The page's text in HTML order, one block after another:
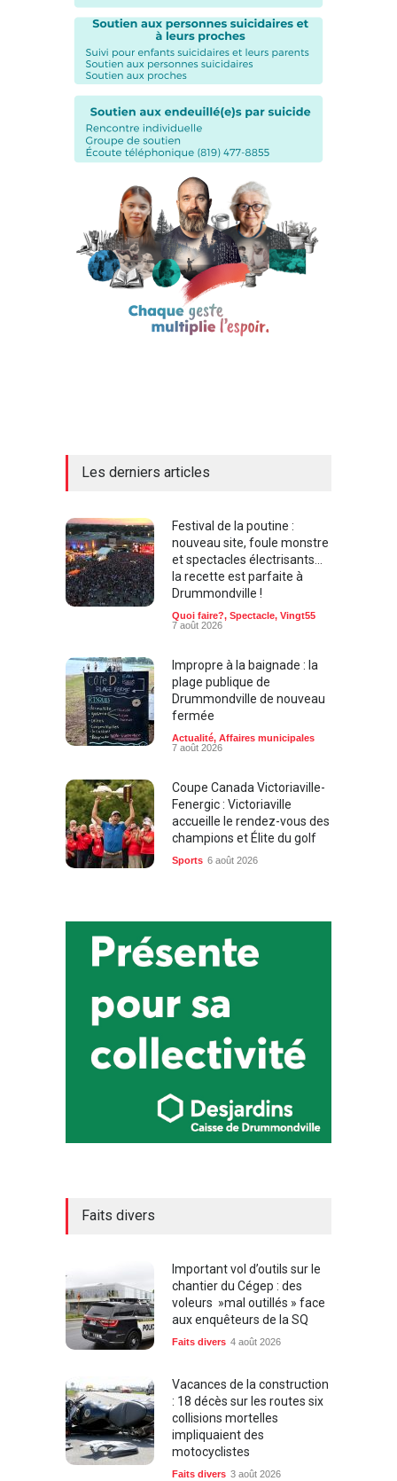
Les derniers articles
Festival de la poutine :
nouveau site, foule monstre
et spectacles électrisants…
la recette est parfaite à
Drummondville !
Quoi faire? Spectacle Vingt55
7 août 2026
Impropre à la baignade : la
plage publique de
Drummondville de nouveau
fermée
Actualité Affaires municipales
7 août 2026
Coupe Canada Victoriaville-
Fenergic : Victoriaville
accueille le rendez-vous des
champions et Élite du golf
Sports 6 août 2026
Faits divers
Important vol d’outils sur le
chantier du Cégep : des
voleurs »mal outillés » face
aux enquêteurs de la SQ
Faits divers 4 août 2026
Vacances de la construction
: 18 décès sur les routes six
collisions mortelles
impliquaient des
motocyclistes
Faits divers 3 août 2026